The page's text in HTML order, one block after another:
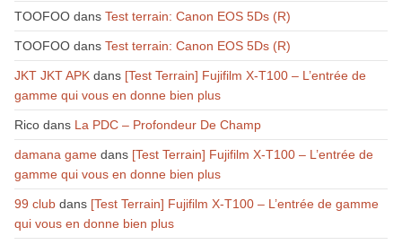
TOOFOOdans Test terrain: Canon EOS 5Ds (R)
TOOFOOdans Test terrain: Canon EOS 5Ds (R)
JKT JKT APKdans [Test Terrain] Fujifilm X-T100 – L’entrée de
gamme qui vous en donne bien plus
Ricodans La PDC – Profondeur De Champ
damana gamedans [Test Terrain] Fujifilm X-T100 – L’entrée de
gamme qui vous en donne bien plus
99 clubdans [Test Terrain] Fujifilm X-T100 – L’entrée de gamme
qui vous en donne bien plus